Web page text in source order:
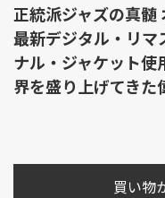
正統派ジャズの真髄
最新デジタル・リマ
ナル・ジャケット
界を盛り上げてき